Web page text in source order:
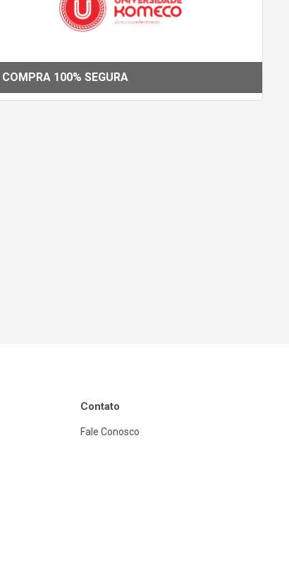
COMPRA 100% SEGURA
Contato
Fale Conosco